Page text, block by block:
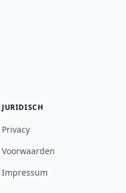
JURIDISCH
Privacy
Voorwaarden
Impressum